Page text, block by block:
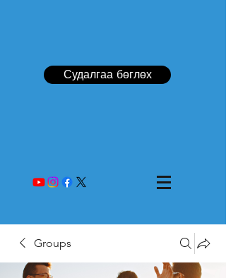
Судалгаа бөглөх
Groups